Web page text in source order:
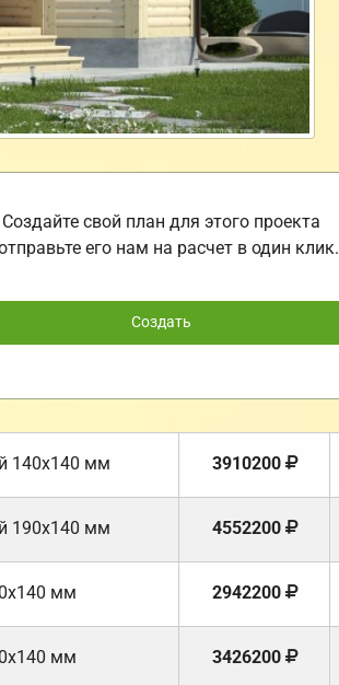
Создайте свой план для этого проекта
его нам на расчет в один клик.
Создать
140х140 мм 3910200
190х140 мм 4552200
мм 2942200
мм 3426200